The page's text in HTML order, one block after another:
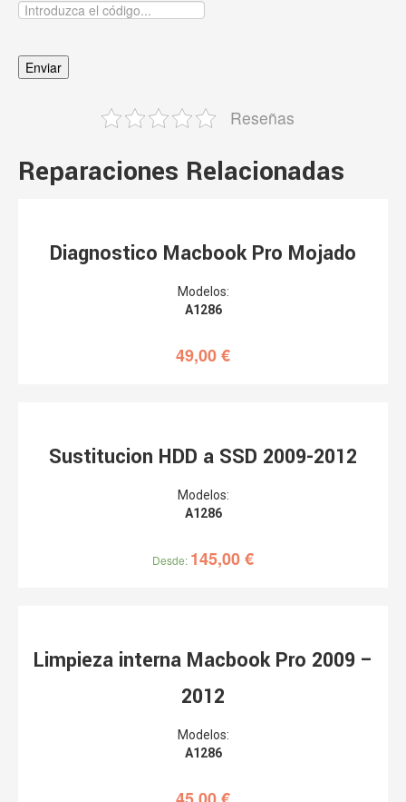
Reseñas
Reparaciones Relacionadas
Diagnostico Macbook Pro Mojado
Modelos:
A1286
49,00€
Sustitucion HDD a SSD 2009-2012
Modelos:
A1286
Desde: 145,00€
Limpieza interna Macbook Pro 2009 –
2012
Modelos:
A1286